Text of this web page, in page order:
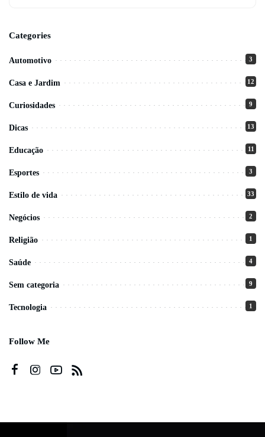
Categories
Automotivo 3
Casa e Jardim 12
Curiosidades 9
Dicas 13
Educação 11
Esportes 3
Estilo de vida 33
Negócios 2
Religião 1
Saúde 4
Sem categoria 9
Tecnologia 1
Follow Me